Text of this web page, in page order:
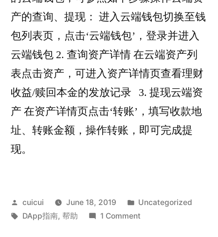
产的查询、提现： 进入云端钱包切换至钱
包列表页，点击‘云端钱包’，登录并进入
云端钱包 2. 查询资产详情 在云端资产列
表点击资产，可进入资产详情页查看理财
收益/赎回本金的发放记录 3. 提现云端资
产 在资产详情页点击‘转账’，填写收款地
址、转账金额，操作转账，即可完成提
现。
Posted
by
cuicui June 18, 2019
Posted
in
Uncategorized
Tags:
DApp指南, 帮助 1 Commenton